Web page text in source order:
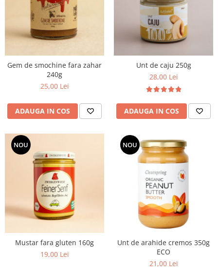
Gem de smochine fara zahar
240g
25,00 Lei
ADAUGA IN COS
Unt de caju 250g
28,00 Lei
ADAUGA IN COS
NOU
Mustar fara gluten 160g
19,00 Lei
NOU
Unt de arahide cremos 350g
ECO
21,00 Lei